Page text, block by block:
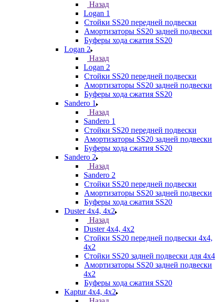
Назад
Logan 1
Стойки SS20 передней подвески
Амортизаторы SS20 задней подвески
Буферы хода сжатия SS20
Logan 2
Назад
Logan 2
Стойки SS20 передней подвески
Амортизаторы SS20 задней подвески
Буферы хода сжатия SS20
Sandero 1
Назад
Sandero 1
Стойки SS20 передней подвески
Амортизаторы SS20 задней подвески
Буферы хода сжатия SS20
Sandero 2
Назад
Sandero 2
Стойки SS20 передней подвески
Амортизаторы SS20 задней подвески
Буферы хода сжатия SS20
Duster 4х4, 4x2
Назад
Duster 4х4, 4x2
Стойки SS20 передней подвески 4х4,
4x2
Стойки SS20 задней подвески для 4х4
Амортизаторы SS20 задней подвески
4х2
Буферы хода сжатия SS20
Kaptur 4х4, 4х2